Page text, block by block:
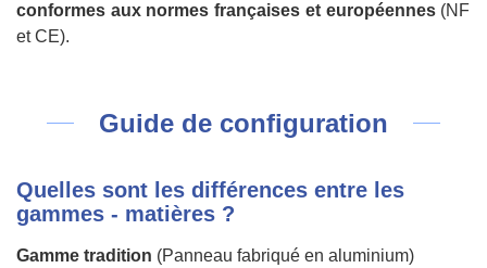
conformes aux normes françaises et européennes(NF
et CE).
Guide de configuration
Quelles sont les différences entre les
gammes - matières ?
Gamme tradition (Panneau fabriqué en aluminium)